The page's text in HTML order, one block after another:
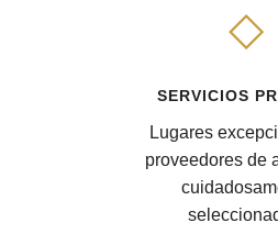
◇
SERVICIOS
Lugares
proveedores de